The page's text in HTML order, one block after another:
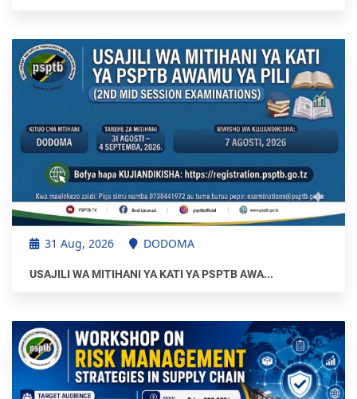
31 Aug, 2026 DODOMA
USAJILI WA MITIHANI YA KATI YA PSPTB AWA...